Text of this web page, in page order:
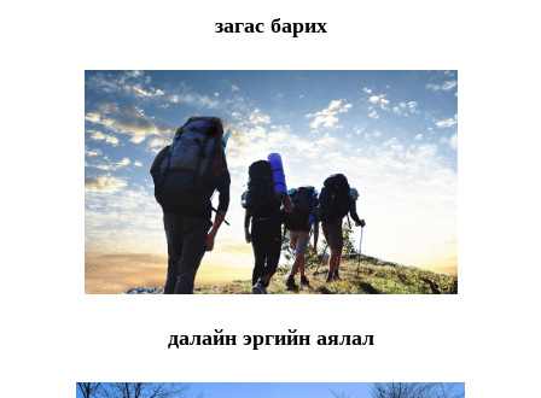
загас барих
далайн эргийн аялал